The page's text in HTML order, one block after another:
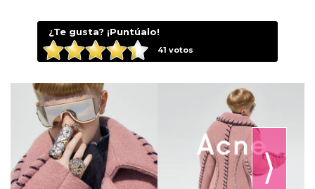
¿Te gusta? ¡Puntúalo!
41 votos
⟩